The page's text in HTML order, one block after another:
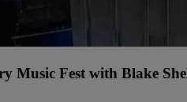
Music Fest with Blake